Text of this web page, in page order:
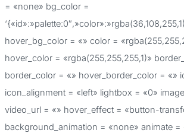
= «none» bg_color =
hover_bg_color = «» color =
hover_color = «rgba(255,255,255,1)»
border_color = «» hover_border_color = «»
icon_alignment = «left» lightbox = «0»
video_url = «» hover_effect = «button-
background_animation = «none» animate =